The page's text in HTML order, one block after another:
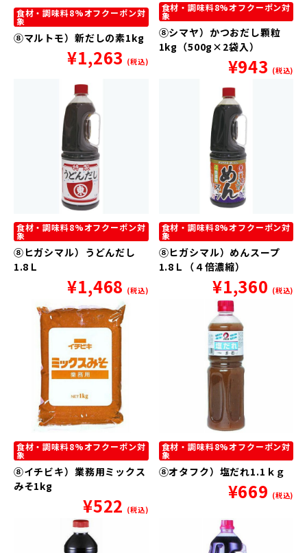
食材・調味料8%オフクーポン対
象
⑧マルトモ）新だしの素1kg
¥1,263 (税込)
食材・調味料8%オフクーポン対
象
⑧シマヤ）かつおだし顆粒
1kg（500g×2袋入）
¥943 (税込)
食材・調味料8%オフクーポン対
象
⑧ヒガシマル）うどんだし
1.8Ｌ
¥1,468 (税込)
食材・調味料8%オフクーポン対
象
⑧ヒガシマル）めんスープ
1.8Ｌ（４倍濃縮）
¥1,360 (税込)
食材・調味料8%オフクーポン対
象
⑧イチビキ）業務用ミックス
みそ1kg
¥522 (税込)
食材・調味料8%オフクーポン対
象
⑧オタフク）塩だれ1.1ｋｇ
¥669 (税込)